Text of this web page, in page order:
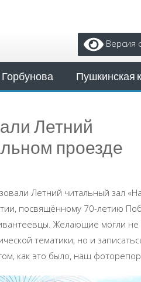
Версия
Пушкинская
Летний
проезде
Летний читальный зал
посвящённому 70-летию
Желающие могли не
тематики, но и
как это было, наш